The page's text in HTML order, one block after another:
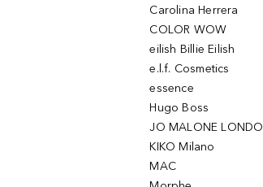
Carolina Herrera
COLOR WOW
eilish Billie Eilish
e.l.f. Cosmetics
essence
Hugo Boss
JO MALONE
KIKO Milano
MAC